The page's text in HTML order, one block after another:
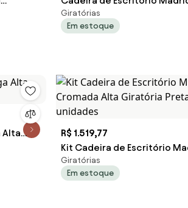
Cromada Giratória - Cinza
Giratórias
Em estoque
Alta
R$ 1.519,77
Kit Cadeira de Escritório
Cromada Alta Giratória
unidades
Giratórias
Em estoque